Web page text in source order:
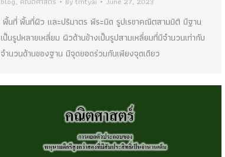
พื้นที่ พื้นที่ผิว และปริมาตร พีระมิด รูปเรขาคณิตสามมิติ มีฐาน
เป็นรูปหลายเหลี่ยม ผิวด้านข้างเป็นรูปสามเหลี่ยมที่มีจำนวนเท่ากับ
จำนวนด้านของฐาน มีจุดยอดร่วมกันเพียงจุดเดียว